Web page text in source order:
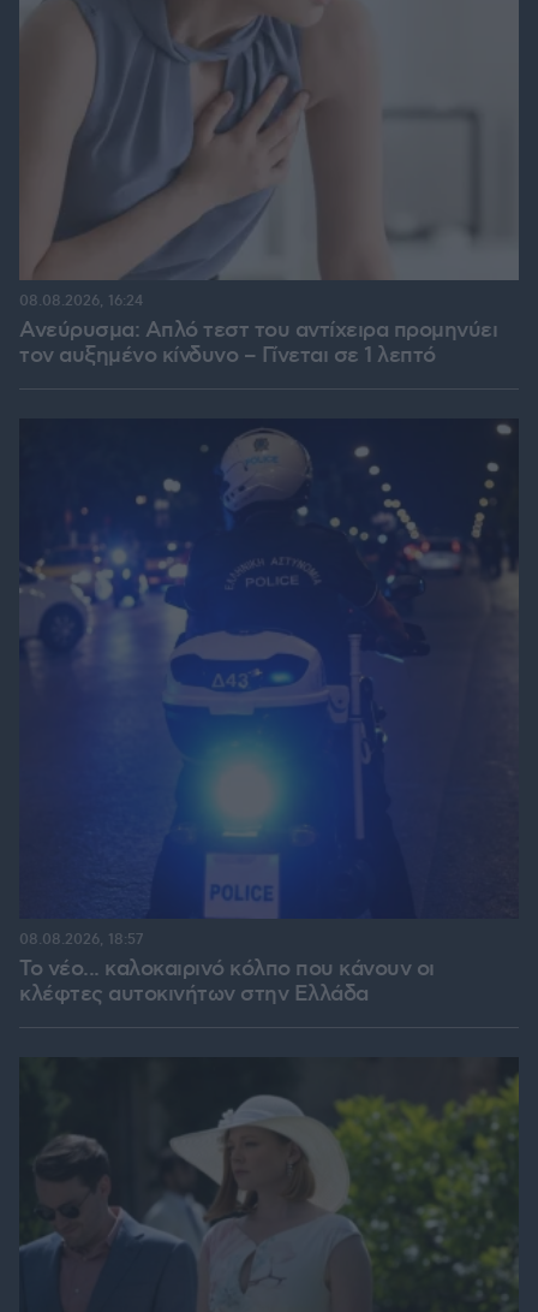
Ανεύρυσμα: Απλό τεστ του αντίχειρα προμηνύει
τον αυξημένο κίνδυνο – Γίνεται σε 1 λεπτό
08.08.2026, 16:24
Το νέο... καλοκαιρινό κόλπο που κάνουν οι
κλέφτες αυτοκινήτων στην Ελλάδα
08.08.2026, 18:57